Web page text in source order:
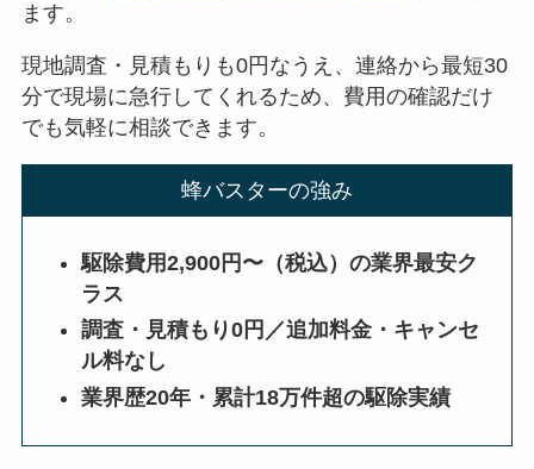
ます。
現地調査・見積もりも0円なうえ、連絡から最短30
分で現場に急行してくれるため、費用の確認だけ
でも気軽に相談できます。
蜂バスターの強み
駆除費用2,900円〜（税込）の業界最安ク
ラス
調査・見積もり0円／追加料金・キャンセ
ル料なし
業界歴20年・累計18万件超の駆除実績